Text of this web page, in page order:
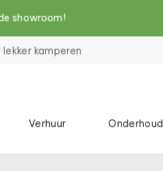
lekker kamperen
Verhuur Onderhoud
showroom!